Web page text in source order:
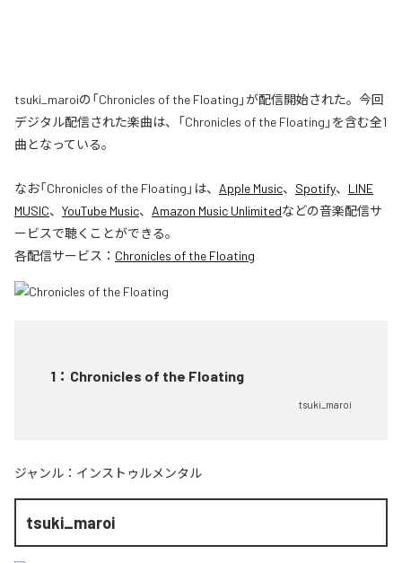
tsuki_maroiの「Chronicles of the Floating」が配信開始された。今回
デジタル配信された楽曲は、「Chronicles of the Floating」を含む全1
曲となっている。
なお「Chronicles of the Floating 」は、 Apple Music、 Spotify、 LINE
MUSIC、 YouTube Music、 Amazon Music Unlimitedなどの音楽配信サ
ービスで聴くことができる。
各配信サービス： Chronicles of the Floating
1 ： Chronicles of the Floating
tsuki_maroi
ジャンル： インストゥルメンタル
tsuki_maroi